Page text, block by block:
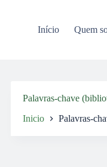
Início Quem
Palavras-chave
Inicio Palavras-